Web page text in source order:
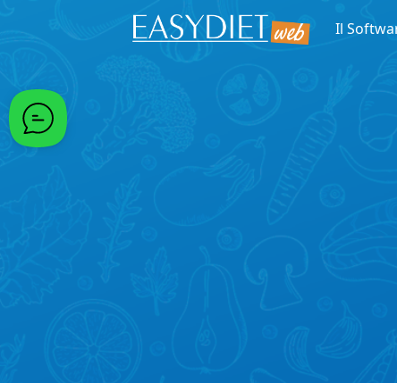
Passa al contenuto principale
Il